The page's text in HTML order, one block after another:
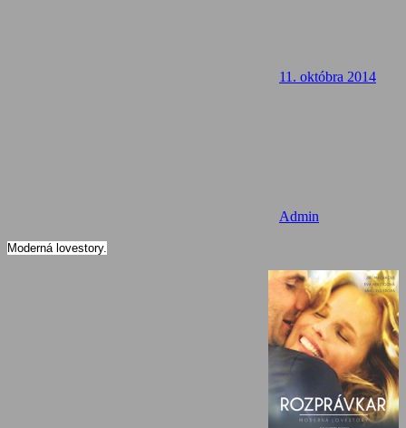
11. októbra 2014
Admin
Moderná lovestory.